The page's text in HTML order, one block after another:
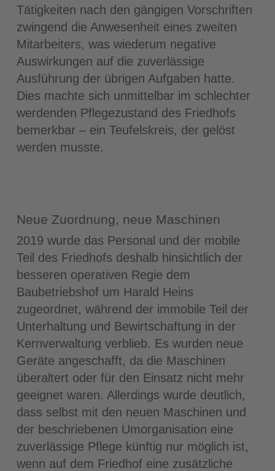
Tätigkeiten nach den gängigen Vorschriften
zwingend die Anwesenheit eines zweiten
Mitarbeiters, was wiederum negative
Auswirkungen auf die zuverlässige
Ausführung der übrigen Aufgaben hatte.
Dies machte sich unmittelbar im schlechter
werdenden Pflegezustand des Friedhofs
bemerkbar – ein Teufelskreis, der gelöst
werden musste.
Neue Zuordnung, neue Maschinen
2019 wurde das Personal und der mobile
Teil des Friedhofs deshalb hinsichtlich der
besseren operativen Regie dem
Baubetriebshof um Harald Heins
zugeordnet, während der immobile Teil der
Unterhaltung und Bewirtschaftung in der
Kernverwaltung verblieb. Es wurden neue
Geräte angeschafft, da die Maschinen
überaltert oder für den Einsatz nicht mehr
geeignet waren. Allerdings wurde deutlich,
dass selbst mit den neuen Maschinen und
der beschriebenen Umorganisation eine
zuverlässige Pflege künftig nur möglich ist,
wenn auf dem Friedhof eine zusätzliche